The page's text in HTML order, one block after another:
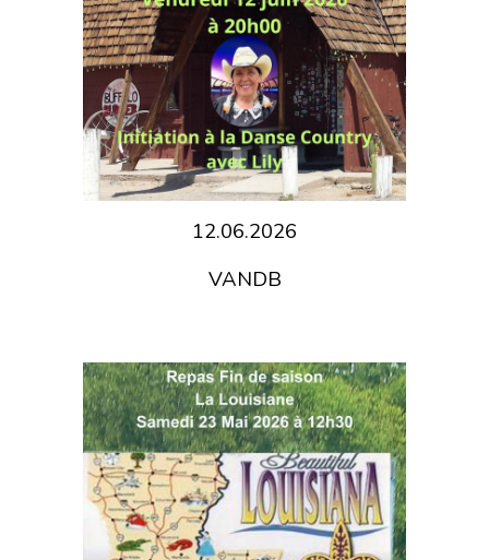
12.06.2026
VANDB